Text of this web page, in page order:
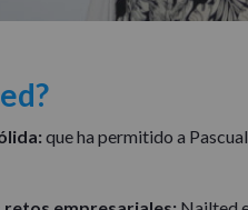
que ha permitido a